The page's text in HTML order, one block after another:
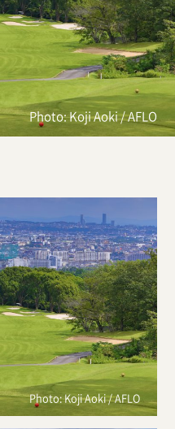
Photo: Koji Aoki / AFLO
Photo: Koji Aoki / AFLO